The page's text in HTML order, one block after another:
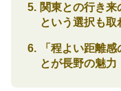
関東との行き
という選択も取
「程よい距離
とが長野の魅力